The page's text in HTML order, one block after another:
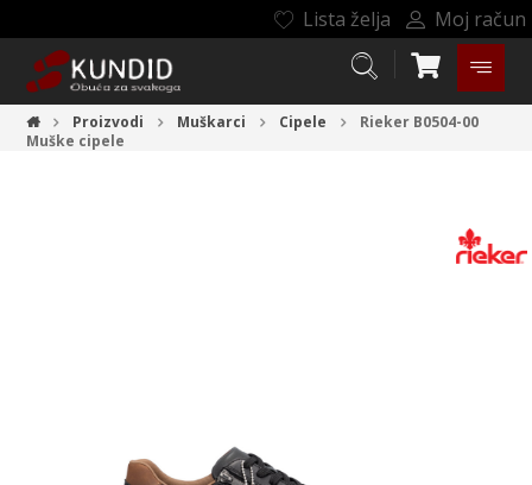
Lista želja Moj račun
Proizvodi Muškarci Cipele
Rieker B0504-00
Muške cipele